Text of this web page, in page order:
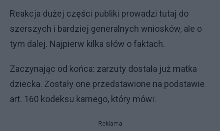
Reakcja dużej części publiki prowadzi tutaj do
szerszych i bardziej generalnych wniosków, ale o
tym dalej. Najpierw kilka słów o faktach.
Zaczynając od końca: zarzuty dostała już matka
dziecka. Zostały one przedstawione na podstawie
art. 160 kodeksu karnego, który mówi:
Reklama